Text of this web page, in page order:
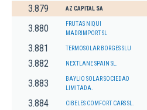
3.879 AZ CAPITAL SA
3.880
FRUTAS NIQUI
MADRIMPORT SL
3.881 TERMOSOLAR BORGES SLU
3.882 NEXTLANE SPAIN SL.
3.883
BAYLIO SOLAR SOCIEDAD
LIMITADA.
3.884 CIBELES COMFORT CARS SL.